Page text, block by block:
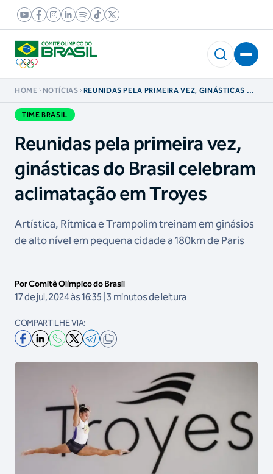
HOME NOTÍCIAS
REUNIDAS PELA PRIMEIRA VEZ, GINÁSTICAS DO
TIME BRASIL
Reunidas pela primeira vez,
ginásticas do Brasil celebram
aclimatação em Troyes
Artística, Rítmica e Trampolim treinam em ginásios
de alto nível em pequena cidade a 180km de Paris
Por Comitê Olímpico do Brasil
17 de jul, 2024 às 16:35 | 3 minutos de leitura
COMPARTILHE VIA: